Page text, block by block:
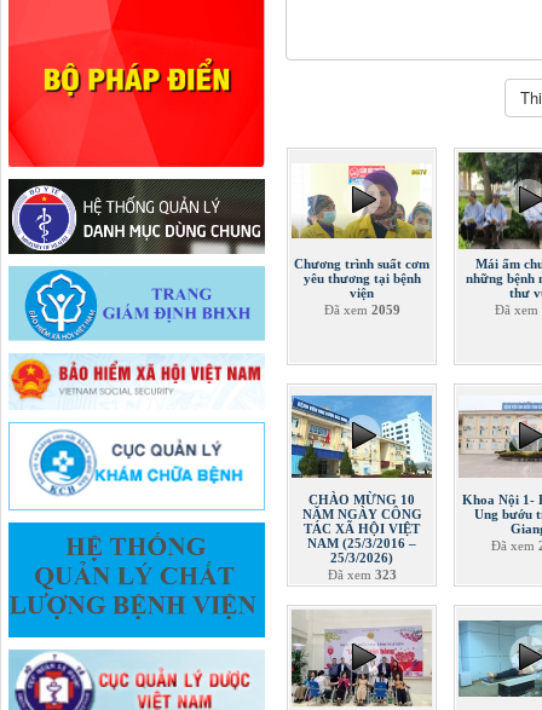
Chương trình suất cơm
yêu thương tại bệnh
viện
Đã xem 2059
Mái ấm
những bệnh
thư
Đã xem
CHÀO MỪNG 10
NĂM NGÀY CÔNG
TÁC XÃ HỘI VIỆT
NAM (25/3/2016 –
25/3/2026)
Đã xem 323
Khoa Nội 1-
Ung bướu
Đã xem